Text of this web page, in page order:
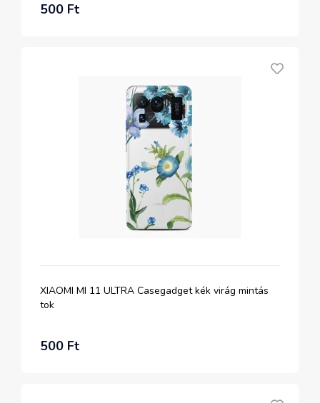
500 Ft
XIAOMI MI 11 ULTRA Casegadget kék virág mintás
tok
500 Ft